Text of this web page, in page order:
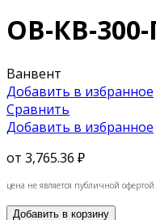
ОВ-КВ-
Ванвент
Добавить в избранное
Сравнить
Добавить в избранное
от 3,765.36 ₽
цена не является публичной
Добавить в корзину